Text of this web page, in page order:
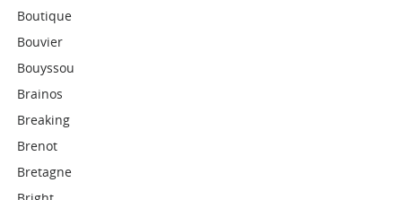
Boutique
Bouvier
Bouyssou
Brainos
Breaking
Brenot
Bretagne